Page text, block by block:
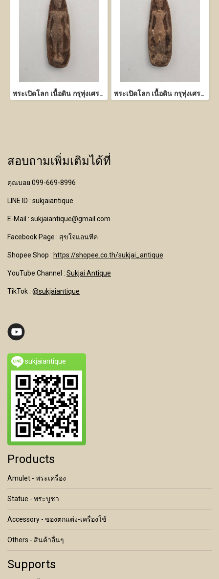
พระเปิดโลก เนื้อดิน กรุทุ่งเศรษฐี กำแพงเพชร พระเปิดโลก เนื้อดิน กรุทุ่งเศรษฐี กำแพงเพชร
สอบถามเพิ่มเติมได้ที่
คุณบอย 099-669-8996
LINE ID : sukjaiantique
E-Mail : sukjaiantique@gmail.com
Facebook Page : สุขใจแอนทีค
Shopee Shop : https://shopee.co.th/sukjai_antique
YouTube Channel : Sukjai Antique
TikTok : @sukjaiantique
sukjaiantique
Products
Amulet - พระเครื่อง
Statue - พระบูชา
Accessory - ของตกแต่ง-เครื่องใช้
Others - สินค้าอื่นๆ
Supports